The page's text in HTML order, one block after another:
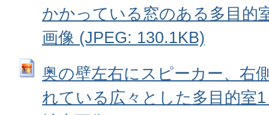
かかっている窓のある多目的
画像 (JPEG: 130.1KB)
奥の壁左右にスピーカー、右
れている広々とした多目的室